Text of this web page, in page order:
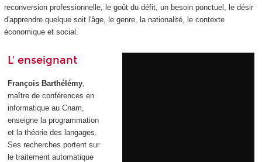
reconversion professionnelle, le goût du défit, un besoin ponctuel, le désir
d'apprendre quelque soit l'âge, le genre, la nationalité, le contexte
économique et social.
L' enseignant
François Barthélémy
maître de conférences en
informatique au Cnam,
enseigne la programmation
et la théorie des langages.
Ses recherches portent sur
le traitement automatique